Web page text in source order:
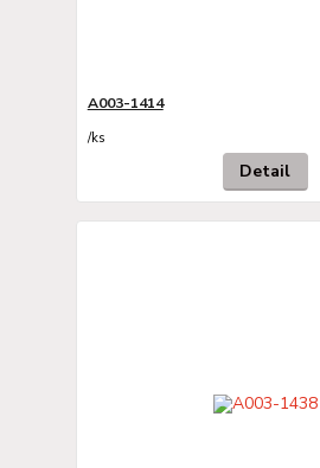
A003-1414
/ks
Detail